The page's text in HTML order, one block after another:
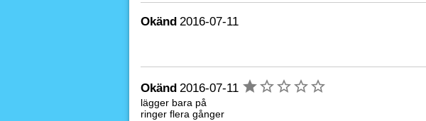
Okänd 2016-07-11
Okänd 2016-07-11
lägger bara på
ringer flera gånger